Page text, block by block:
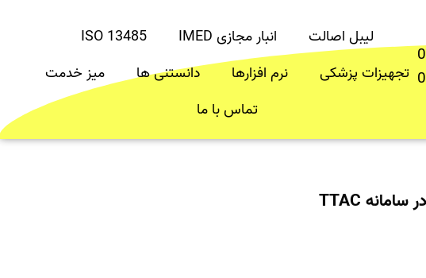
لیبل اصالت انبار مجازی IMED
ISO 13485
تجهیزات پزشکی
نرم افزارها دانستنی ها
میز خدمت
تماس با ما